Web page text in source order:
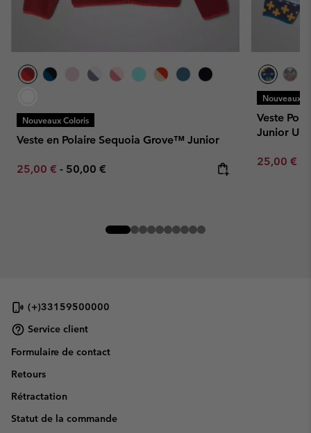
Nouveaux Coloris
Veste en Polaire Sequoia Grove™ Junior
Minimum sale price:
25,00 € - Maximum price:
50,00 €
Nouveaux
Veste
Junior
Minimum
25,00 €
(+)33159500000
Service client
Formulaire de contact
Retours
Rétractation
Statut de la commande